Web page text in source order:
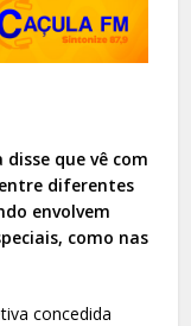
que vê com
diferentes
envolvem
como nas
concedida